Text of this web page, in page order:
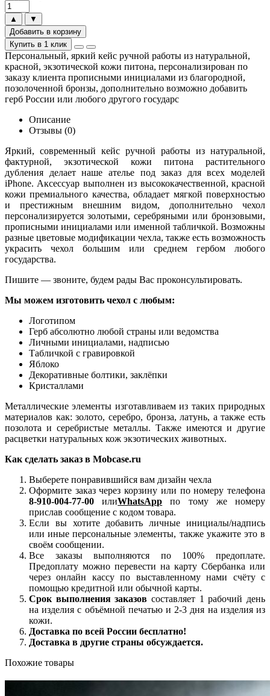
▲
▼
Добавить в корзину
Купить в 1 клик
Персональный, яркий кейс ручной работы из натуральной,
красной, экзотической кожи питона, персонализирован по
заказу клиента прописными инициалами из благородной,
позолоченной бронзы, дополнительно возможно добавить
герб России или любого другого государс
Описание
Отзывы (0)
Яркий, современный кейс ручной работы из натуральной,
фактурной, экзотической кожи питона растительного
дубления делает наше ателье под заказ для всех моделей
iPhone. Аксессуар выполнен из высококачественной, красной
кожи премиального качества, обладает мягкой поверхностью
и престижным внешним видом, дополнительно чехол
персонализируется золотыми, серебряными или бронзовыми,
прописными инициалами или именной табличкой. Возможны
разные цветовые модификации чехла, также есть возможность
украсить чехол большим или среднем гербом любого
государства.
Пишите — звоните, будем рады Вас проконсультировать.
Мы можем изготовить чехол с любым:
Логотипом
Герб абсолютно любой страны или ведомства
Личными инициалами, надписью
Табличкой с гравировкой
Яблоко
Декоративные болтики, заклёпки
Кристаллами
Металлические элементы изготавливаем из таких природных
материалов как: золото, серебро, бронза, латунь, а также есть
позолота и серебристые металлы. Также имеются и другие
расцветки натуральных кож экзотических животных.
Как сделать заказ в Mobcase.ru
Выберете понравившийся вам дизайн чехла
Оформите заказ через корзину или по номеру телефона
8-910-004-77-00илиWhatsApp по тому же номеру
прислав сообщение с кодом товара.
Если вы хотите добавить личные инициалы/надпись
или иные персональные элементы, также укажите это в
своём сообщении.
Все заказы выполняются по 100% предоплате.
Предоплату можно перевести на карту Сбербанка или
через онлайн кассу по выставленному нами счёту с
помощью кредитной или обычной карты.
Срок выполнения заказов составляет 1 рабочий день
на изделия с объёмной печатью и 2-3 дня на изделия из
кожи.
Доставка по всей России бесплатно!
Доставка в другие страны обсуждается.
Похожие товары